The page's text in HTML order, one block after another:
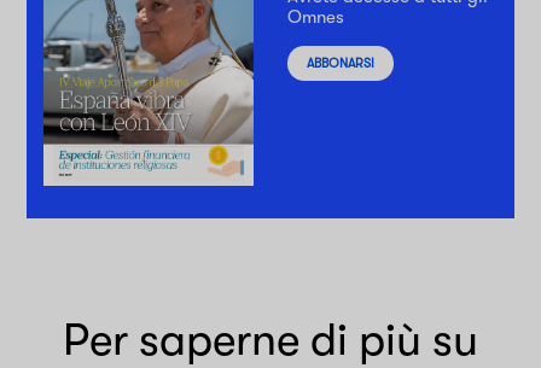
Omnes
ABBONARSI
Per saperne di più su